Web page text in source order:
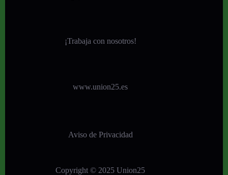
¡Trabaja con nosotros!
www.union25.es
Aviso de Privacidad
Copyright © 2025 Union25